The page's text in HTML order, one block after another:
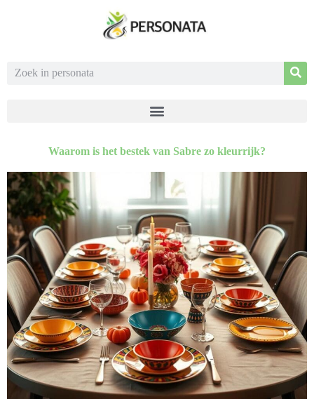
Waarom is het bestek van Sabre zo kleurrijk?